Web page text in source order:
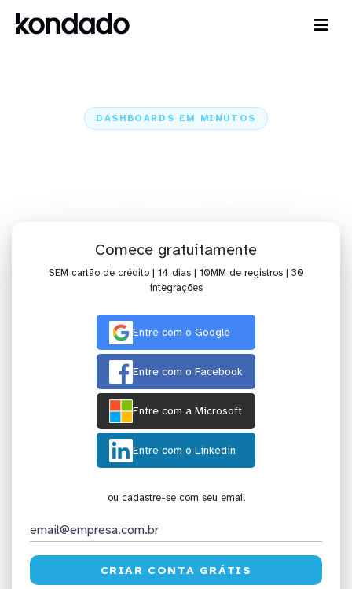
DASHBOARDS EM MINUTOS
Comece gratuitamente
SEM cartão de crédito | 14 dias | 10MM de registros | 30
integrações
Entre com o Google
Entre com o Facebook
Entre com a Microsoft
Entre com o Linkedin
ou cadastre-se com seu email